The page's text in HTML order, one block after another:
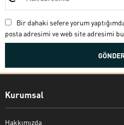
Bir dahaki sefere yorum
posta adresimi ve web site adresimi bu
Kurumsal
Hakkımızda